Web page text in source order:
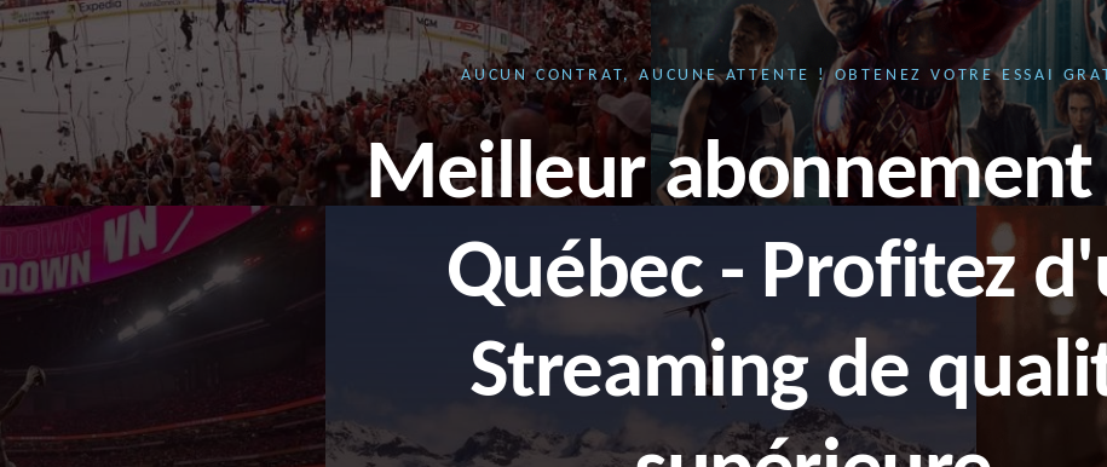
AUCUN CONTRAT, AUCUNE ATTENTE ! OBTENEZ VOTRE ESSAI
Meilleur abonnement
Québec - Profitez
Streaming de